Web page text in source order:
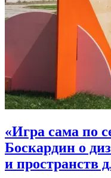
«Игра сама по
Боскардин о
и пространств